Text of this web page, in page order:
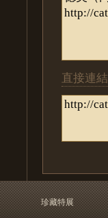
直接連結
珍藏特展